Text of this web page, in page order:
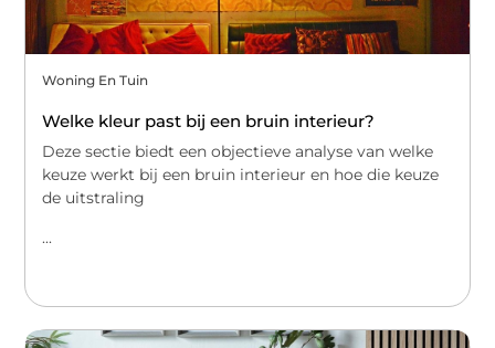
Woning En Tuin
Welke kleur past bij een bruin interieur?
Deze sectie biedt een objectieve analyse van welke
keuze werkt bij een bruin interieur en hoe die keuze
de uitstraling
...